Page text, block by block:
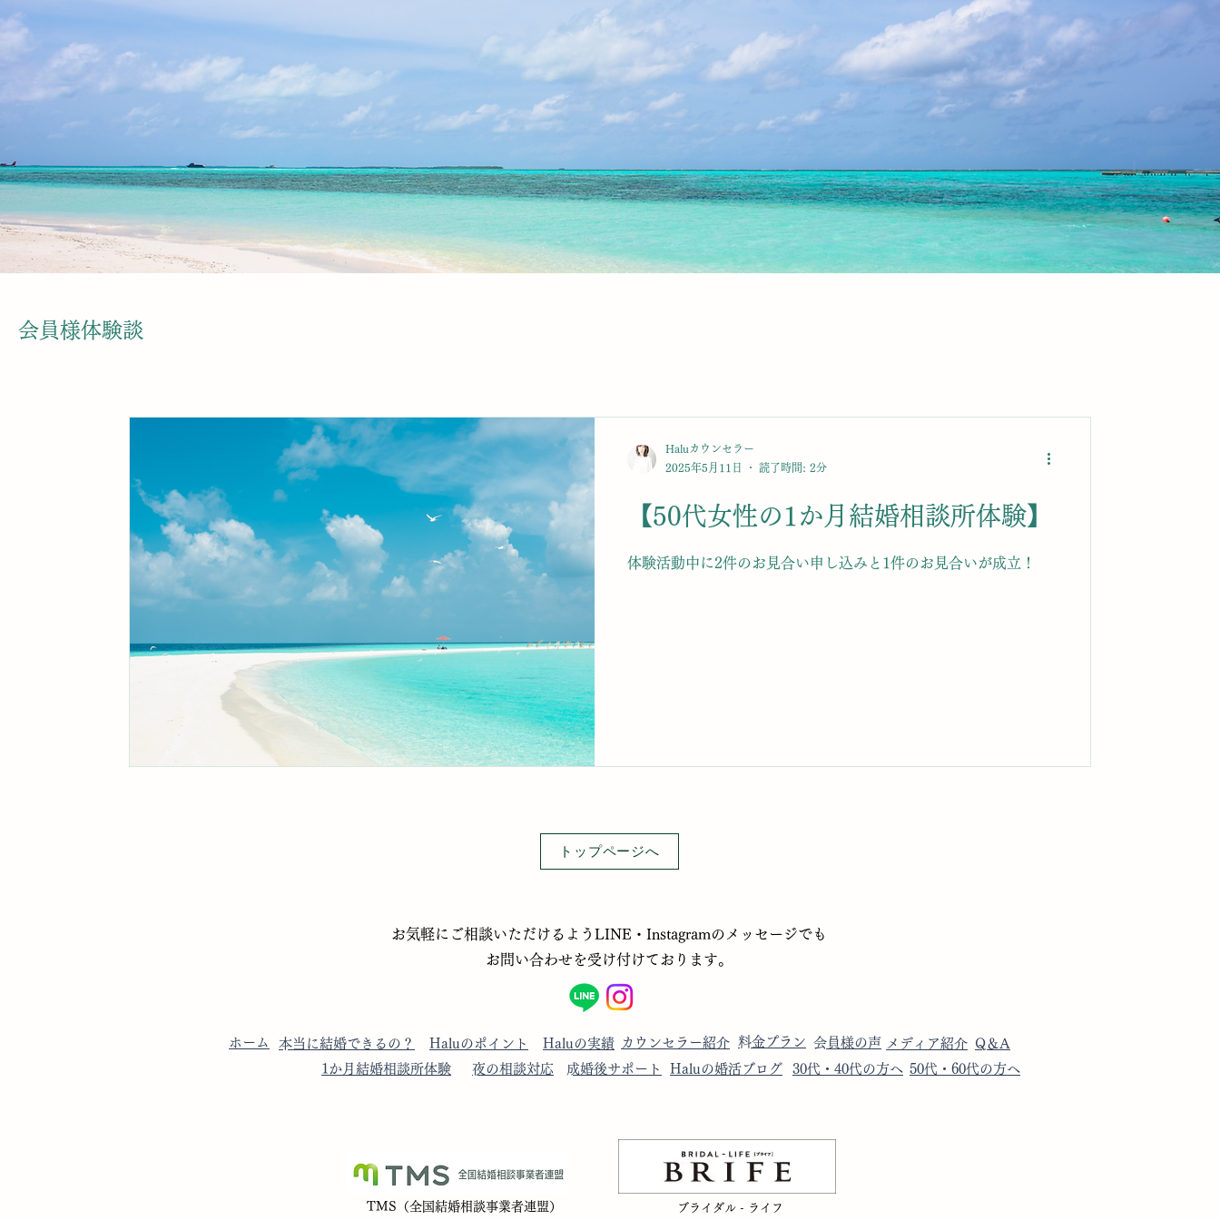
会員様体験談
【50代女性の1か月結婚相談所体験】
体験活動中に2件のお見合い申し込みと1件のお見合いが成立！
Haluカウンセラー
2025年5月11日
読了時間: 2分
トップページへ
​お気軽にご相談いただけるようLINE・Instagramのメッセージでも
お問い合わせを受け付けております。
​ホーム ​本当に結婚できるの？ ​Haluのポイント ​Haluの実績 ​カウンセラー紹介 ​会員様の声
​料金プラン ​メディア紹介 ​Q＆A
​1か月結婚相談所体験
​夜の相談対応 ​成婚後サポート ​Haluの婚活ブログ ​30代・40代の方へ ​50代・60代の方へ
​TMS（全国結婚相談事業者連盟） ブライダル - ライフ